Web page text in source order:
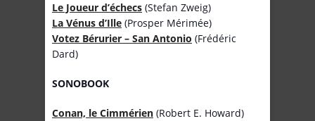
Le Joueur d’échecs (Stefan Zweig)
La Vénus d’Ille (Prosper Mérimée)
Votez Bérurier – San Antonio (Frédéric
Dard)
SONOBOOK
Conan, le Cimmérien (Robert E. Howard)